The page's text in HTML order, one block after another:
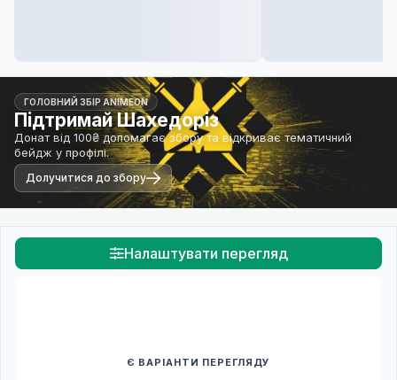
ГОЛОВНИЙ ЗБІР ANIMEON
Підтримай Шахедоріз
Донат від 100₴ допомагає збору та відкриває тематичний
бейдж у профілі.
Долучитися до збору
Налаштувати перегляд
Є ВАРІАНТИ ПЕРЕГЛЯДУ